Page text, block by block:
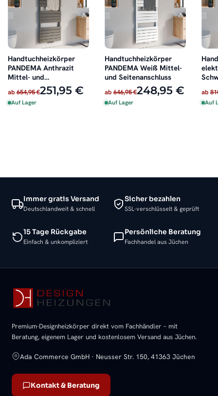
Handtuchheizkörper
PANDEMA Anthrazit
Mittel- und
Seitenanschluss
ab 654,95 €251,95 €
Auf Lager
Handtuchheizkörper
PANDEMA Weiß Mittel-
und Seitenanschluss
ab 646,95 €248,95 €
Auf Lager
ab
Auf
Immer gratis Versand
Deutschlandweit & schnell
Sicher bezahlen
SSL-verschlüsselt & geprüft
15 Tage Rückgabe
Einfach & unkompliziert
Persönliche Beratung
Fachhandel aus Jüchen
Premium-Designheizkörper direkt vom Fachhändler – mit
Beratung, eigenem Lager und kostenlosem Versand aus Jüchen.
Ada Commerce GmbH · Neusser Str. 150, 41363 Jüchen
Kontakt & Beratung